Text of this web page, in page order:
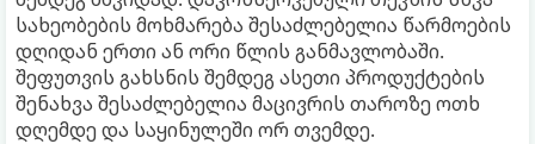
სახეობების მოხმარება შესაძლებელია წარმოების
დღიდან ერთი ან ორი წლის განმავლობაში.
შეფუთვის გახსნის შემდეგ ასეთი პროდუქტების
შენახვა შესაძლებელია მაცივრის თაროზე ოთხ
დღემდე და საყინულეში ორ თვემდე.